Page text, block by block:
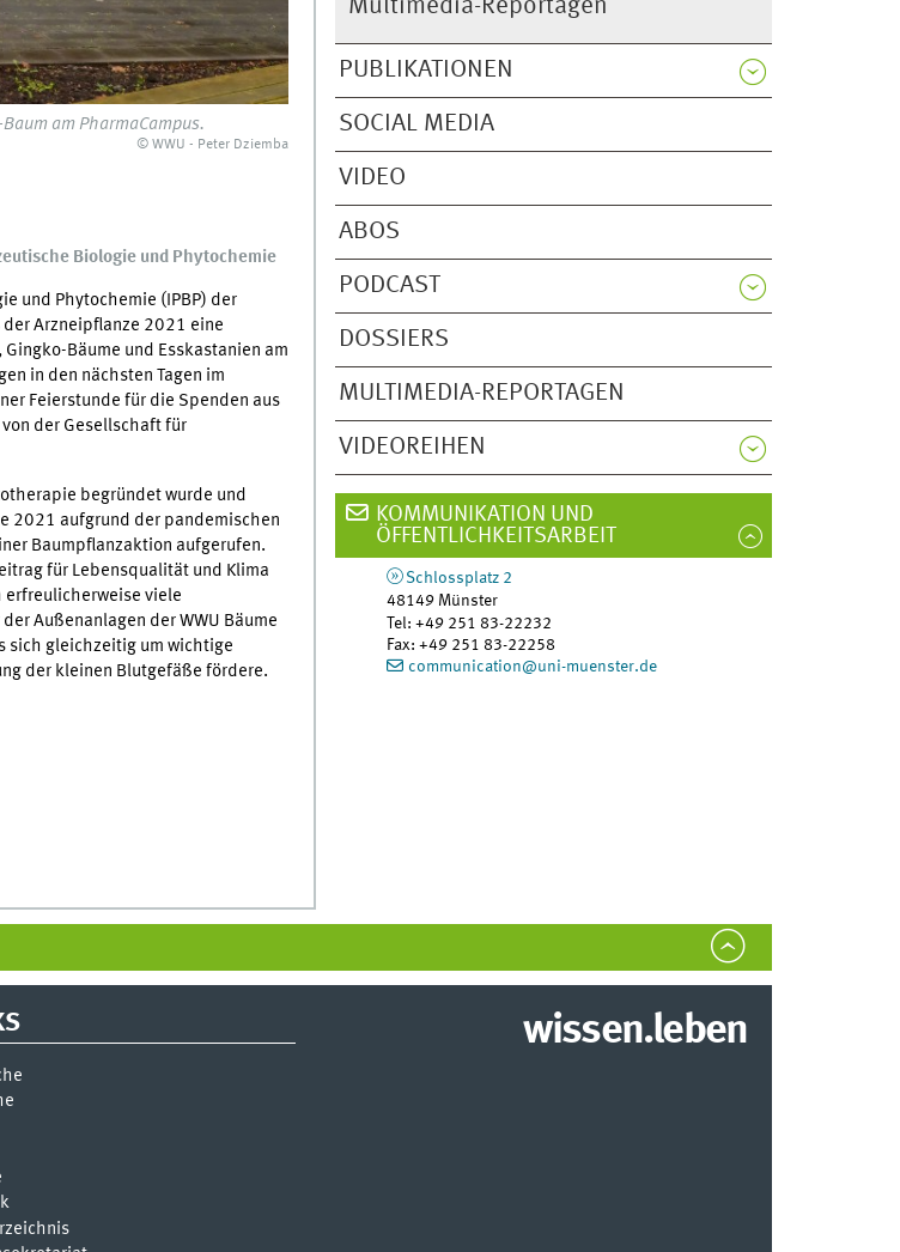
Multimedia-Reportagen
PUBLIKATIONEN
SOCIAL MEDIA
VIDEO
ABOS
PODCAST
DOSSIERS
MULTIMEDIA-REPORTAGEN
VIDEOREIHEN
am PharmaCampus.
© WWU - Peter Dziemba
Biologie und Phytochemie
und Phytochemie (IPBP) der
Arzneipflanze 2021 eine
Bäume und Esskastanien am
in den nächsten Tagen im
Feierstunde für die Spenden aus
der Gesellschaft für
begründet wurde und
2021 aufgrund der pandemischen
Baumpflanzaktion aufgerufen.
für Lebensqualität und Klima
erfreulicherweise viele
Außenanlagen der WWU Bäume
sich gleichzeitig um wichtige
der kleinen Blutgefäße fördere.
KOMMUNIKATION UND
ÖFFENTLICHKEITSARBEIT
Schlossplatz 2
48149 Münster
Tel:+49 251 83-22232
Fax:+49 251 83-22258
communication@uni-muenster.de
wissen.leben